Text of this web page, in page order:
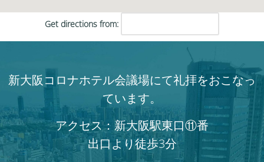
Get directions from:
新大阪コロナホテル会議場にて礼拝をおこなっ
ています。
アクセス：新大阪駅東口⑪番
出口より徒歩3分